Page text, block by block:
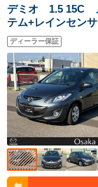
デミオ 1.5 15C
テム+レインセン
機能(フロントドア
ドガラス(リアドア/
ディーラー保証